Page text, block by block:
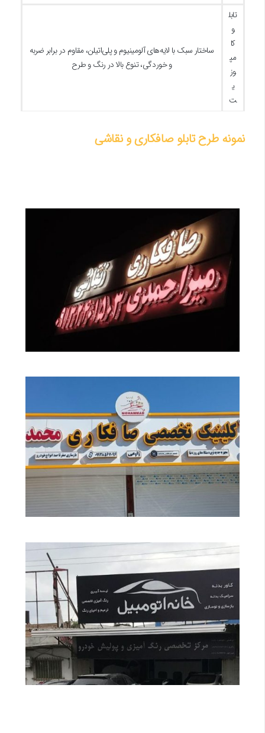
تابل
و
کا
مپ
وز
ی
ت
ساختار سبک با لایه‌های آلومینیوم و پلی‌اتیلن، مقاوم در برابر ضربه
و خوردگی، تنوع بالا در رنگ و طرح
نمونه طرح تابلو صافکاری و نقاشی